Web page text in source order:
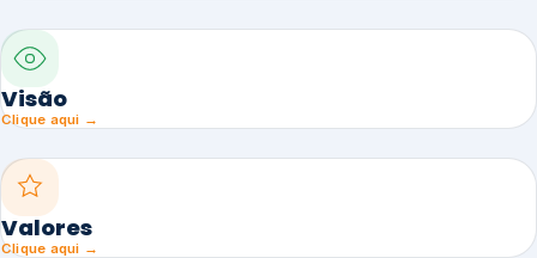
Visão
Clique aqui →
Valores
Clique aqui →